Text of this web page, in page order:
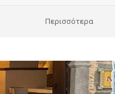
Περισσότερα